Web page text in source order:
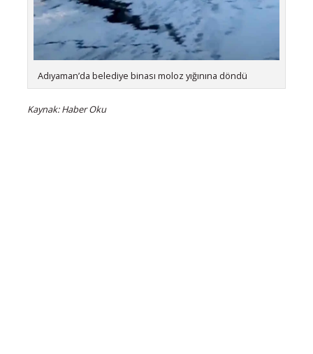
Adıyaman’da belediye binası moloz yığınına döndü
Kaynak: Haber Oku